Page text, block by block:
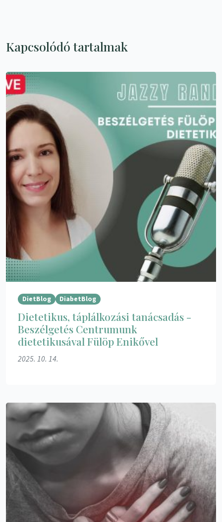
Kapcsolódó tartalmak
DietBlog DiabetBlog
Dietetikus, táplálkozási tanácsadás -
Beszélgetés Centrumunk
dietetikusával Fülöp Enikővel
2025. 10. 14.